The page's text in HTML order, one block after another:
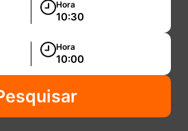
Hora
Hora